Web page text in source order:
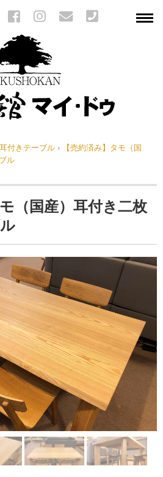
付きテーブル ›
【売約済み】タモ（国
ル
（国産）耳付き二枚